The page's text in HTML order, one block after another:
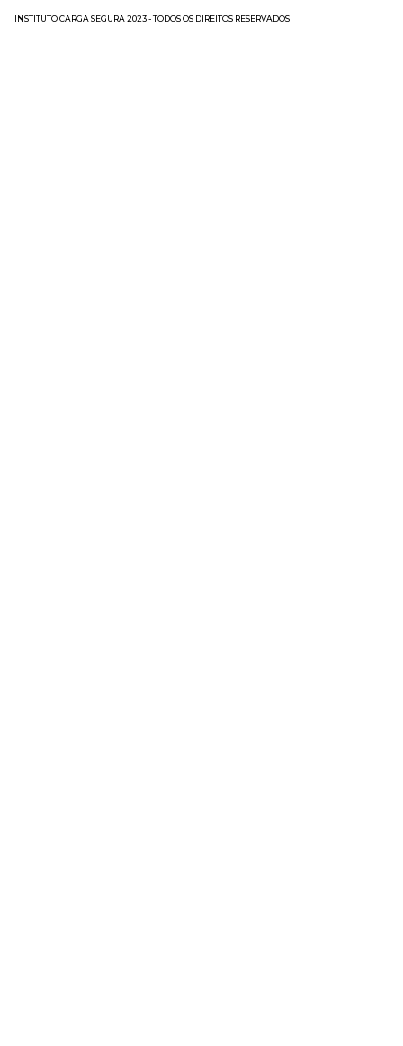
INSTITUTO CARGA SEGURA 2023 - TODOS OS DIREITOS RESERVADOS